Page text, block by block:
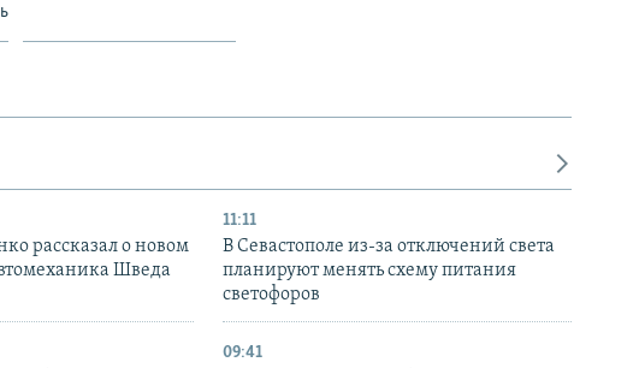
рассказал о новом
Шведа
11:11
В Севастополе из-за отключений света
планируют менять схему питания
светофоров
09:41